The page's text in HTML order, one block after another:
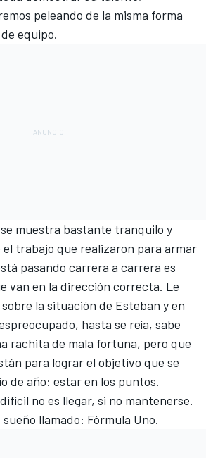
peleando de la misma forma
equipo.
se muestra bastante tranquilo y
trabajo que realizaron para armar
pasando carrera a carrera es
van en la dirección correcta. Le
la situación de Esteban y en
hasta se reía, sabe
rachita de mala fortuna, pero que
para lograr el objetivo que se
de año: estar en los puntos.
no es llegar, si no mantenerse.
llamado: Fórmula Uno.